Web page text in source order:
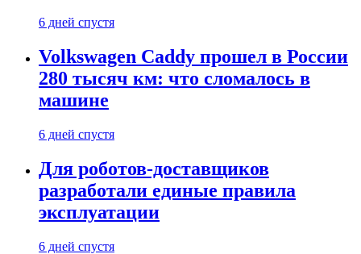
6 дней спустя
Volkswagen Caddy прошел в России
280 тысяч км: что сломалось в
машине
6 дней спустя
Для роботов-доставщиков
разработали единые правила
эксплуатации
6 дней спустя